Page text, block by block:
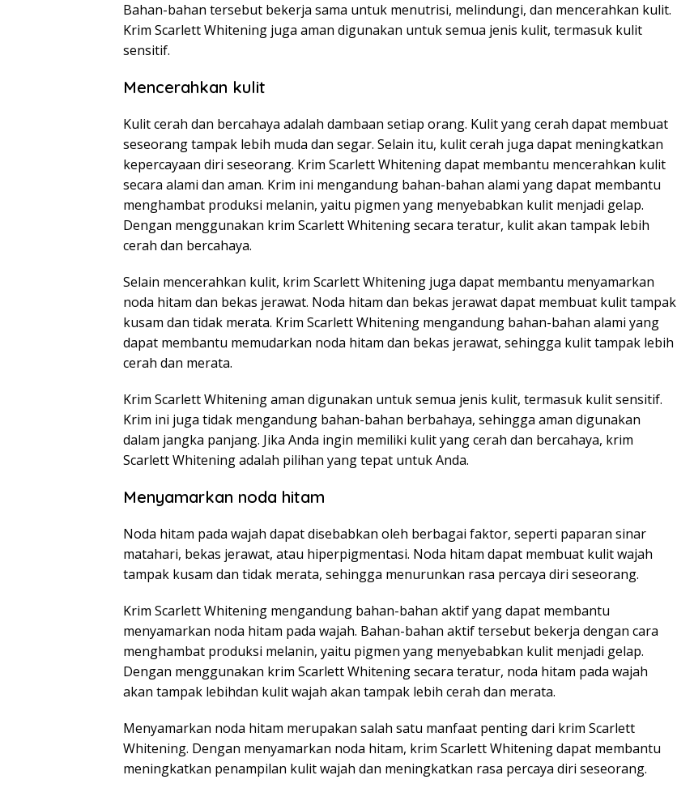
Bahan-bahan tersebut bekerja sama untuk menutrisi, melindungi, dan mencerahkan kulit.
Krim Scarlett Whitening juga aman digunakan untuk semua jenis kulit, termasuk kulit
sensitif.
Mencerahkan kulit
Kulit cerah dan bercahaya adalah dambaan setiap orang. Kulit yang cerah dapat membuat
seseorang tampak lebih muda dan segar. Selain itu, kulit cerah juga dapat meningkatkan
kepercayaan diri seseorang. Krim Scarlett Whitening dapat membantu mencerahkan kulit
secara alami dan aman. Krim ini mengandung bahan-bahan alami yang dapat membantu
menghambat produksi melanin, yaitu pigmen yang menyebabkan kulit menjadi gelap.
Dengan menggunakan krim Scarlett Whitening secara teratur, kulit akan tampak lebih
cerah dan bercahaya.
Selain mencerahkan kulit, krim Scarlett Whitening juga dapat membantu menyamarkan
noda hitam dan bekas jerawat. Noda hitam dan bekas jerawat dapat membuat kulit tampak
kusam dan tidak merata. Krim Scarlett Whitening mengandung bahan-bahan alami yang
dapat membantu memudarkan noda hitam dan bekas jerawat, sehingga kulit tampak lebih
cerah dan merata.
Krim Scarlett Whitening aman digunakan untuk semua jenis kulit, termasuk kulit sensitif.
Krim ini juga tidak mengandung bahan-bahan berbahaya, sehingga aman digunakan
dalam jangka panjang. Jika Anda ingin memiliki kulit yang cerah dan bercahaya, krim
Scarlett Whitening adalah pilihan yang tepat untuk Anda.
Menyamarkan noda hitam
Noda hitam pada wajah dapat disebabkan oleh berbagai faktor, seperti paparan sinar
matahari, bekas jerawat, atau hiperpigmentasi. Noda hitam dapat membuat kulit wajah
tampak kusam dan tidak merata, sehingga menurunkan rasa percaya diri seseorang.
Krim Scarlett Whitening mengandung bahan-bahan aktif yang dapat membantu
menyamarkan noda hitam pada wajah. Bahan-bahan aktif tersebut bekerja dengan cara
menghambat produksi melanin, yaitu pigmen yang menyebabkan kulit menjadi gelap.
Dengan menggunakan krim Scarlett Whitening secara teratur, noda hitam pada wajah
akan tampak lebihdan kulit wajah akan tampak lebih cerah dan merata.
Menyamarkan noda hitam merupakan salah satu manfaat penting dari krim Scarlett
Whitening. Dengan menyamarkan noda hitam, krim Scarlett Whitening dapat membantu
meningkatkan penampilan kulit wajah dan meningkatkan rasa percaya diri seseorang.